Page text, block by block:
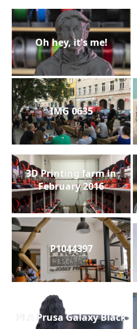
Oh hey, it's me!
IMG 0635
3D Printing farm in
February 2016
P1044397
PLA Prusa Galaxy Black